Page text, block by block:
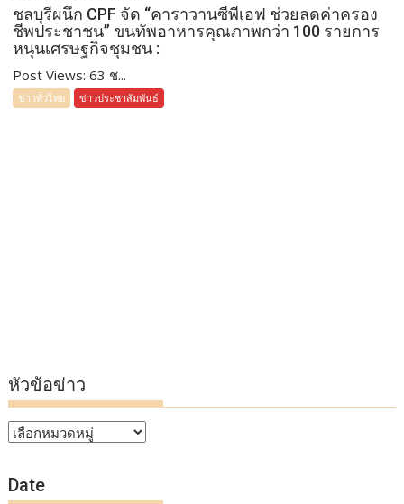
ชลบุรีผนึก CPF จัด “คาราวานซีพีเอฟ ช่วยลดค่าครอง
ชีพประชาชน” ขนทัพอาหารคุณภาพกว่า 100 รายการ
หนุนเศรษฐกิจชุมชน :
Post Views: 63 ช...
ข่าวทั่วไทย ข่าวประชาสัมพันธ์
หัวข้อข่าว
หัวข้อ
Date